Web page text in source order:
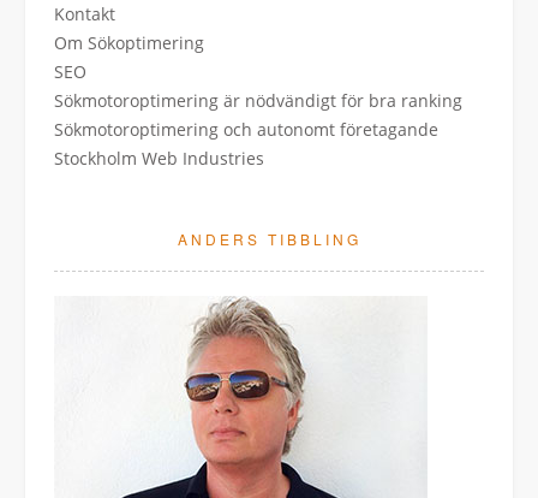
Kontakt
Om Sökoptimering
SEO
Sökmotoroptimering är nödvändigt för bra ranking
Sökmotoroptimering och autonomt företagande
Stockholm Web Industries
ANDERS TIBBLING